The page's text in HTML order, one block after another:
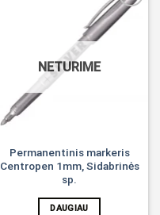
NETURIME
Permanentinis markeris
Centropen 1mm, Sidabrinės
sp.
DAUGIAU